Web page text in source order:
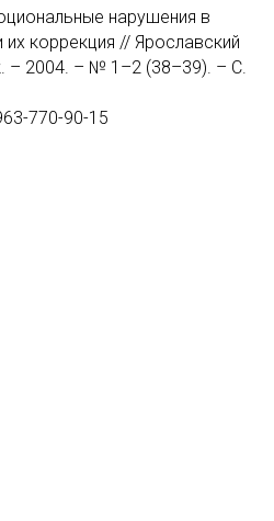
нарушения в
коррекция // Ярославский
– 2004. – № 1–2 (38–39). – С.
770-90-15